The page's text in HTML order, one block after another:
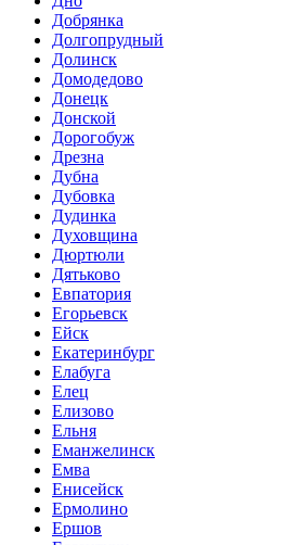
Добрянка
Долгопрудный
Долинск
Домодедово
Донецк
Донской
Дорогобуж
Дрезна
Дубна
Дубовка
Дудинка
Духовщина
Дюртюли
Дятьково
Евпатория
Егорьевск
Ейск
Екатеринбург
Елабуга
Елец
Елизово
Ельня
Еманжелинск
Емва
Енисейск
Ермолино
Ершов